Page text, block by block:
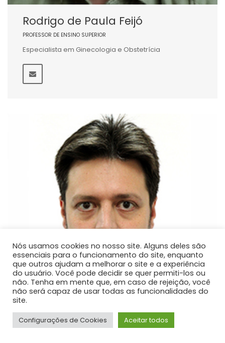
Rodrigo de Paula Feijó
PROFESSOR DE ENSINO SUPERIOR
Especialista em Ginecologia e Obstetrícia
Nós usamos cookies no nosso site. Alguns deles são
essenciais para o funcionamento do site, enquanto
que outros ajudam a melhorar o site e a experiência
do usuário. Você pode decidir se quer permiti-los ou
não. Tenha em mente que, em caso de rejeição, você
não será capaz de usar todas as funcionalidades do
site.
Configurações de Cookies Aceitar todos